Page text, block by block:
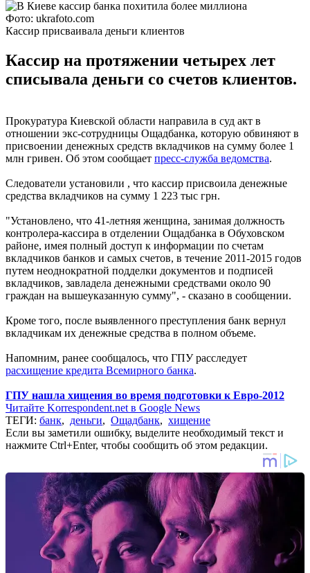
Фото: ukrafoto.com
Кассир присваивала деньги клиентов
Кассир на протяжении четырех лет
списывала деньги со счетов клиентов.
Прокуратура Киевской области направила в суд акт в
отношении экс-сотрудницы Ощадбанка, которую обвиняют в
присвоении денежных средств вкладчиков на сумму более 1
млн гривен. Об этом сообщает пресс-служба ведомства.
Следователи установили , что кассир присвоила денежные
средства вкладчиков на сумму 1 223 тыс грн.
"Установлено, что 41-летняя женщина, занимая должность
контролера-кассира в отделении Ощадбанка в Обуховском
районе, имея полный доступ к информации по счетам
вкладчиков банков и самых счетов, в течение 2011-2015 годов
путем неоднократной подделки документов и подписей
вкладчиков, завладела денежными средствами около 90
граждан на вышеуказанную сумму", - сказано в сообщении.
Кроме того, после выявленного преступления банк вернул
вкладчикам их денежные средства в полном объеме.
Напомним, ранее сообщалось, что ГПУ расследует
расхищение кредита Всемирного банка.
ГПУ нашла хищения во время подготовки к Евро-2012
Читайте Korrespondent.net в Google News
ТЕГИ: банк, деньги, Ощадбанк, хищение
Если вы заметили ошибку, выделите необходимый текст и
нажмите Ctrl+Enter, чтобы сообщить об этом редакции.